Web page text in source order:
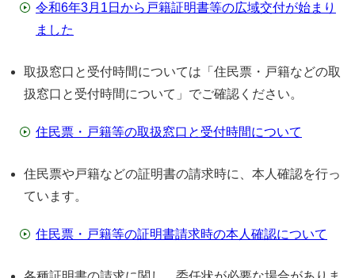
令和6年3月1日から戸籍証明書等の広域交付が始まり
ました
取扱窓口と受付時間については「住民票・戸籍などの取
扱窓口と受付時間について」でご確認ください。
住民票・戸籍等の取扱窓口と受付時間について
住民票や戸籍などの証明書の請求時に、本人確認を行っ
ています。
住民票・戸籍等の証明書請求時の本人確認について